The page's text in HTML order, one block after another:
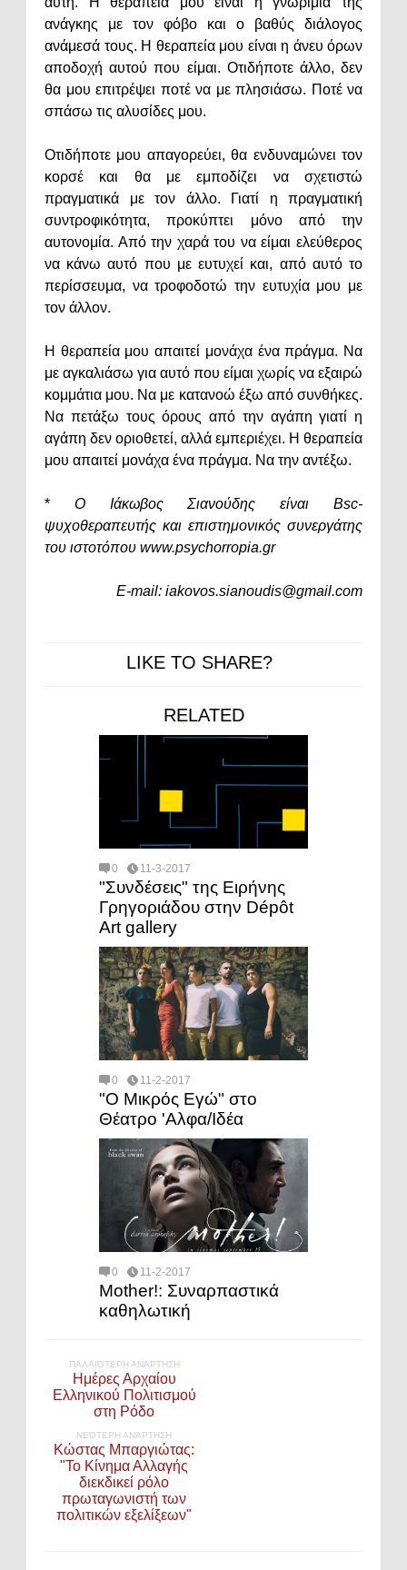
ανάγκης με τον φόβο και ο βαθύς διάλογος
ανάμεσά τους. Η θεραπεία μου είναι η άνευ όρων
αποδοχή αυτού που είμαι. Οτιδήποτε άλλο, δεν
θα μου επιτρέψει ποτέ να με πλησιάσω. Ποτέ να
σπάσω τις αλυσίδες μου.
Οτιδήποτε μου απαγορεύει, θα ενδυναμώνει τον
κορσέ και θα με εμποδίζει να σχετιστώ
πραγματικά με τον άλλο. Γιατί η πραγματική
συντροφικότητα, προκύπτει μόνο από την
αυτονομία. Από την χαρά του να είμαι ελεύθερος
να κάνω αυτό που με ευτυχεί και, από αυτό το
περίσσευμα, να τροφοδοτώ την ευτυχία μου με
τον άλλον.
Η θεραπεία μου απαιτεί μονάχα ένα πράγμα. Να
με αγκαλιάσω για αυτό που είμαι χωρίς να εξαιρώ
κομμάτια μου. Να με κατανοώ έξω από συνθήκες.
Να πετάξω τους όρους από την αγάπη γιατί η
αγάπη δεν οριοθετεί, αλλά εμπεριέχει. Η θεραπεία
μου απαιτεί μονάχα ένα πράγμα. Να την αντέξω.
* Ο Ιάκωβος Σιανούδης είναι Bsc-
ψυχοθεραπευτής και επιστημονικός συνεργάτης
του ιστοτόπου www.psychorropia.gr
E-mail: iakovos.sianoudis@gmail.com
LIKE TO SHARE?
RELATED
0 11-3-2017
"Συνδέσεις" της Ειρήνης
Γρηγοριάδου στην Dépôt
Art gallery
0 11-2-2017
"Ο Μικρός Εγώ" στο
Θέατρο 'Αλφα/Ιδέα
0 11-2-2017
Mother!: Συναρπαστικά
καθηλωτική
ΠΑΛΑΙΌΤΕΡΗ ΑΝΆΡΤΗΣΗ
Ημέρες Αρχαίου
Ελληνικού Πολιτισμού
στη Ρόδο
ΝΕΌΤΕΡΗ ΑΝΆΡΤΗΣΗ
Κώστας Μπαργιώτας:
"Το Κίνημα Αλλαγής
διεκδικεί ρόλο
πρωταγωνιστή των
πολιτικών εξελίξεων"